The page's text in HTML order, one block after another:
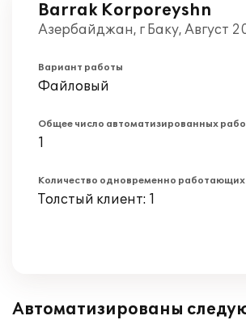
Barrak Korporeyshn
Азербайджан, г Баку, Август
Вариант работы
Файловый
Общее число автоматизированных
1
Количество одновременно работающих
Толстый клиент: 1
Автоматизированы